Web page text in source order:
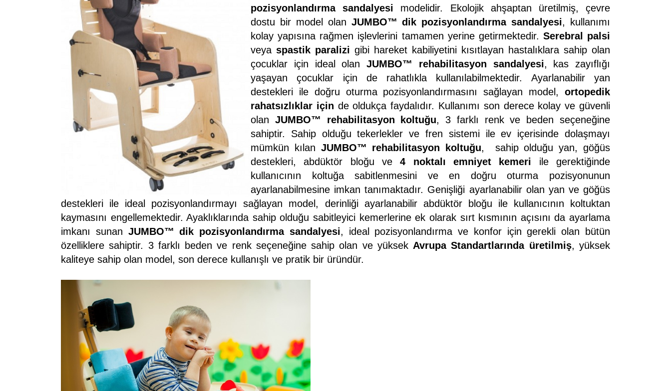
pozisyonlandırma sandalyesi modelidir. Ekolojik ahşaptan üretilmiş, çevre
dostu bir model olan JUMBO™ dik pozisyonlandırma sandalyesi, kullanımı
kolay yapısına rağmen işlevlerini tamamen yerine getirmektedir. Serebral palsi
veya spastik paralizi gibi hareket kabiliyetini kısıtlayan hastalıklara sahip olan
çocuklar için ideal olan JUMBO™ rehabilitasyon sandalyesi, kas zayıflığı
yaşayan çocuklar için de rahatlıkla kullanılabilmektedir. Ayarlanabilir yan
destekleri ile doğru oturma pozisyonlandırmasını sağlayan model, ortopedik
rahatsızlıklar için de oldukça faydalıdır. Kullanımı son derece kolay ve güvenli
olan JUMBO™ rehabilitasyon koltuğu, 3 farklı renk ve beden seçeneğine
sahiptir. Sahip olduğu tekerlekler ve fren sistemi ile ev içerisinde dolaşmayı
mümkün kılan JUMBO™ rehabilitasyon koltuğu, sahip olduğu yan, göğüs
destekleri, abdüktör bloğu ve 4 noktalı emniyet kemeri ile gerektiğinde
kullanıcının koltuğa sabitlenmesini ve en doğru oturma pozisyonunun
ayarlanabilmesine imkan tanımaktadır. Genişliği ayarlanabilir olan yan ve göğüs
destekleri ile ideal pozisyonlandırmayı sağlayan model, derinliği ayarlanabilir abdüktör bloğu ile kullanıcının koltuktan
kaymasını engellemektedir. Ayaklıklarında sahip olduğu sabitleyici kemerlerine ek olarak sırt kısmının açısını da ayarlama
imkanı sunan JUMBO™ dik pozisyonlandırma sandalyesi, ideal pozisyonlandırma ve konfor için gerekli olan bütün
özelliklere sahiptir. 3 farklı beden ve renk seçeneğine sahip olan ve yüksek Avrupa Standartlarında üretilmiş, yüksek
kaliteye sahip olan model, son derece kullanışlı ve pratik bir üründür.